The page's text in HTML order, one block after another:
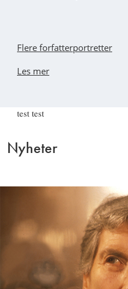
Flere forfatterportretter
Les mer
test test
Nyheter